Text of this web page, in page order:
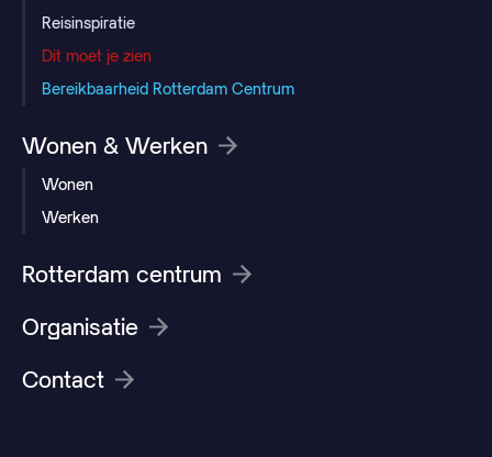
Reisinspiratie
Dit moet je zien
Bereikbaarheid Rotterdam Centrum
Wonen & Werken
Wonen
Werken
Rotterdam centrum
Organisatie
Contact